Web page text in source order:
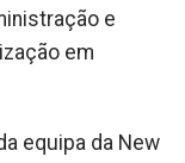
e
em
equipa da New